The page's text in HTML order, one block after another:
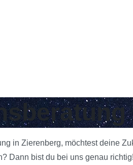
in Zierenberg, möchtest deine
Dann bist du bei uns genau